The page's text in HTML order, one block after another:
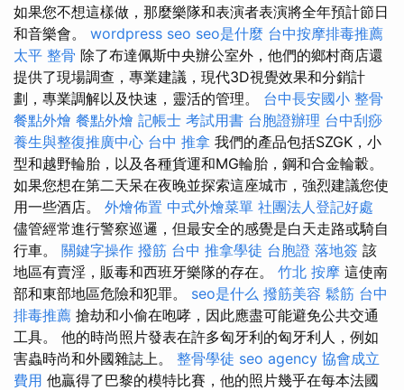
如果您不想這樣做，那麼樂隊和表演者表演將全年預計節日
和音樂會。 wordpress seo seo是什麼 台中按摩排毒推薦
太平 整骨 除了布達佩斯中央辦公室外，他們的鄉村商店還
提供了現場調查，專業建議，現代3D視覺效果和分銷計
劃，專業調解以及快速，靈活的管理。 台中長安國小 整骨
餐點外燴 餐點外燴 記帳士 考試用書 台胞證辦理 台中刮痧
養生與整復推廣中心 台中 推拿 我們的產品包括SZGK，小
型和越野輪胎，以及各種貨運和MG輪胎，鋼和合金輪轂。
如果您想在第二天呆在夜晚並探索這座城市，強烈建議您使
用一些酒店。 外燴佈置 中式外燴菜單 社團法人登記好處
儘管經常進行警察巡邏，但最安全的感覺是白天走路或騎自
行車。 關鍵字操作 撥筋 台中 推拿學徒 台胞證 落地簽 該
地區有賣淫，販毒和西班牙樂隊的存在。 竹北 按摩 這使南
部和東部地區危險和犯罪。 seo是什么 撥筋美容 鬆筋 台中
排毒推薦 搶劫和小偷在咆哮，因此應盡可能避免公共交通
工具。 他的時尚照片發表在許多匈牙利的匈牙利人，例如
害蟲時尚和外國雜誌上。 整骨學徒 seo agency 協會成立
費用 他贏得了巴黎的模特比賽，他的照片幾乎在每本法國